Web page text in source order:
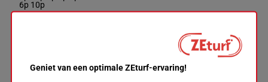
6p 10p
Acevedo
Box: 6 -M/5 -58 M/558 kg
2p 1p 4p
4p 5p 5p 6
Geniet van een optimale ZEturf-ervaring!